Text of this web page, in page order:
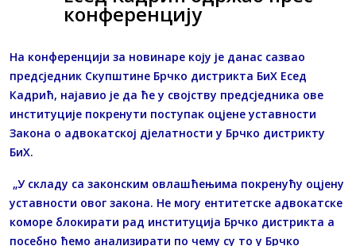
конференцију
На конференцији за новинаре коју је данас сазвао
предсједник Скупштине Брчко дистрикта БиХ Есед
Кадрић, најавио је да ће у својству предсједника ове
институције покренути поступак оцјене уставности
Закона о адвокатској дјелатности у Брчко дистрикту
БиХ.
„У складу са законским овлашћењима покренућу оцјену
уставности овог закона. Не могу ентитетске адвокатске
коморе блокирати рад институција Брчко дистрикта а
посебно ћемо анализирати по чему су то у Брчко